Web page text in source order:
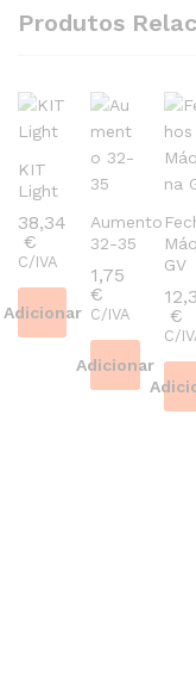
Produtos
KIT
Light
38,34
€
C/IVA
Adicionar
Aumento
32-35
1,75
€
C/IVA
Adicionar
GV
€
C/